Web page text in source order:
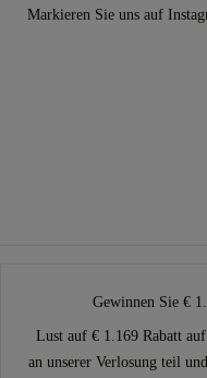
Markieren Sie uns auf
Gewinnen Sie €
Lust auf € 1.169 Rabatt
an unserer Verlosung teil